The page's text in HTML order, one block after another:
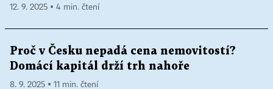
12. 9. 2025 ▪ 4 min. čtení
Proč v Česku nepadá cena nemovitostí?
Domácí kapitál drží trh nahoře
8. 9. 2025 ▪ 11 min. čtení